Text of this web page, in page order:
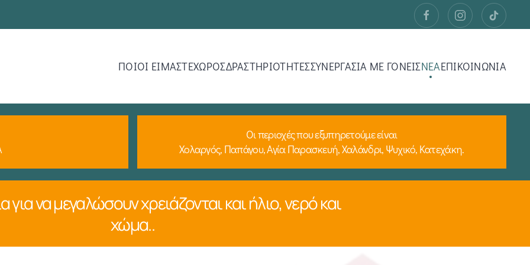
ΠΟΙΟΙ ΕΙΜΑΣΤΕΧΩΡΟΣΔΡΑΣΤΗΡΙΟΤΗΤΕΣΣΥΝΕΡΓΑΣΙΑ ΜΕ ΓΟΝΕΙΣΝΕΑΕΠΙΚΟΙΝΩΝΙΑ
Οι περιοχές που εξυπηρετούμε είναι
Χολαργός, Παπάγου, Αγία Παρασκευή, Χαλάνδρι, Ψυχικό, Κατεχάκη.
για να μεγαλώσουν χρειάζονται και ήλιο, νερό και
χώμα..